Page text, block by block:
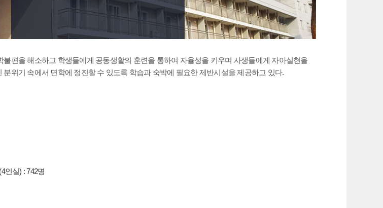
편을 해소하고 학생들에게 공동생활의 훈련을 통하여 자율성을 키우며 사생들에게 자아실현을
위기 속에서 면학에 정진할 수 있도록 학습과 숙박에 필요한 제반시설을 제공하고 있다.
인실) : 742명